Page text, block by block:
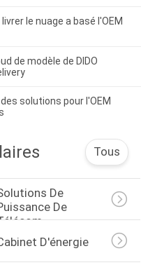
le nuage a basé l'OEM
de modèle de DIDO
solutions pour l'OEM
Tous
De
De
D'énergie